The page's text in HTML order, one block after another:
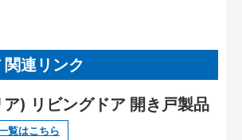
関連リンク
) リビングドア 開き戸製品
覧はこちら